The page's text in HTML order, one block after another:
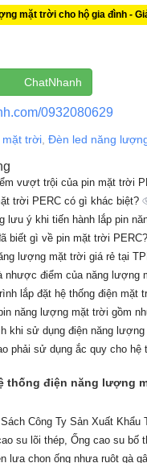
mặt trời cho hộ gia đình -
ChatNhanh
0932080629
mặt trời Đèn led năng
vượt trội của pin mặt trời
trời PERC có gì khác biệt?
lưu ý khi tiến hành lắp pin
biết gì về pin mặt trời PERC?
lượng mặt trời giá rẻ tại
nhược điểm của năng lượng
lắp đặt hệ thống điện mặt
năng lượng mặt trời gồm
khi sử dụng điện năng
phải sử dụng ắc quy cho hệ
thống điện năng lượng
Sách Công Ty Sản Xuất Khẩu
su lõi thép, Ống cao su bố
lựa chọn ống nhựa ruột gà